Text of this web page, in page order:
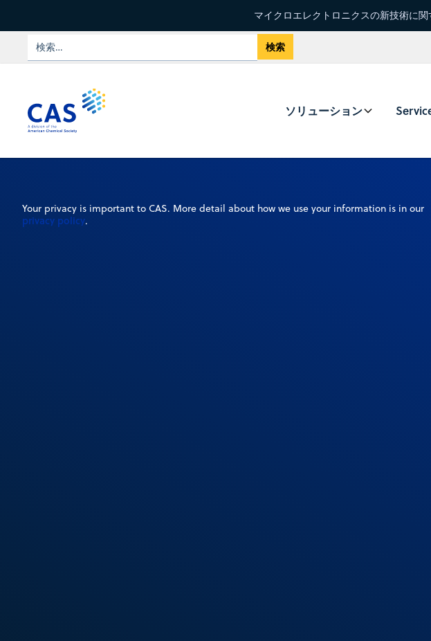
マイクロエレクトロニクスの新技術に
ソリューション
Your privacy is important to CAS. More detail about how we use your information is in our
privacy policy.